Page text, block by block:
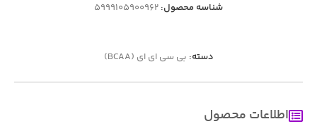
شناسه محصول: 5999105900962
دسته: بی سی ای ای (BCAA)
اطلاعات محصول